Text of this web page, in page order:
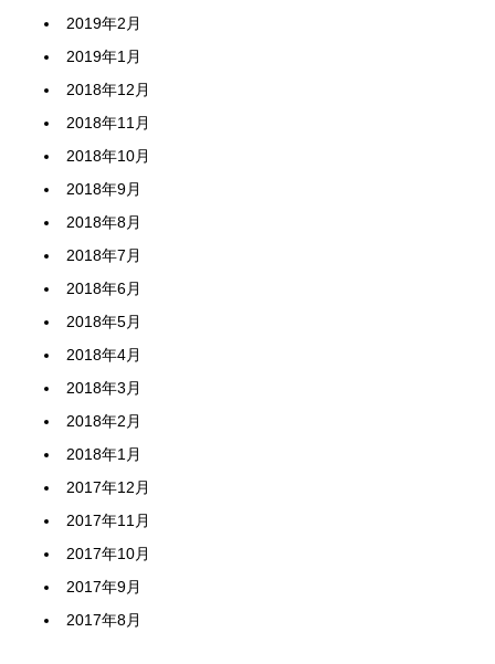
2019年2月
2019年1月
2018年12月
2018年11月
2018年10月
2018年9月
2018年8月
2018年7月
2018年6月
2018年5月
2018年4月
2018年3月
2018年2月
2018年1月
2017年12月
2017年11月
2017年10月
2017年9月
2017年8月